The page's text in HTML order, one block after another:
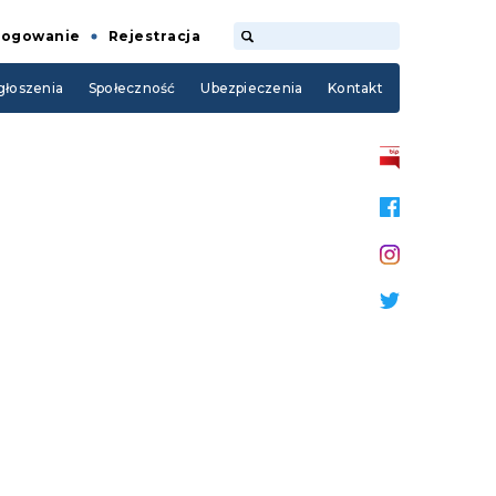
Rejestracja
Społeczność Ubezpieczenia Kontakt